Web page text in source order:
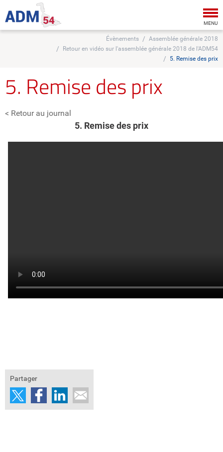
MENU
Évènements
Assemblée générale 2018
Retour en vidéo sur l'assemblée générale 2018 de l'ADM54
5. Remise des prix
5. Remise des prix
< Retour au journal
5. Remise des prix
Partager